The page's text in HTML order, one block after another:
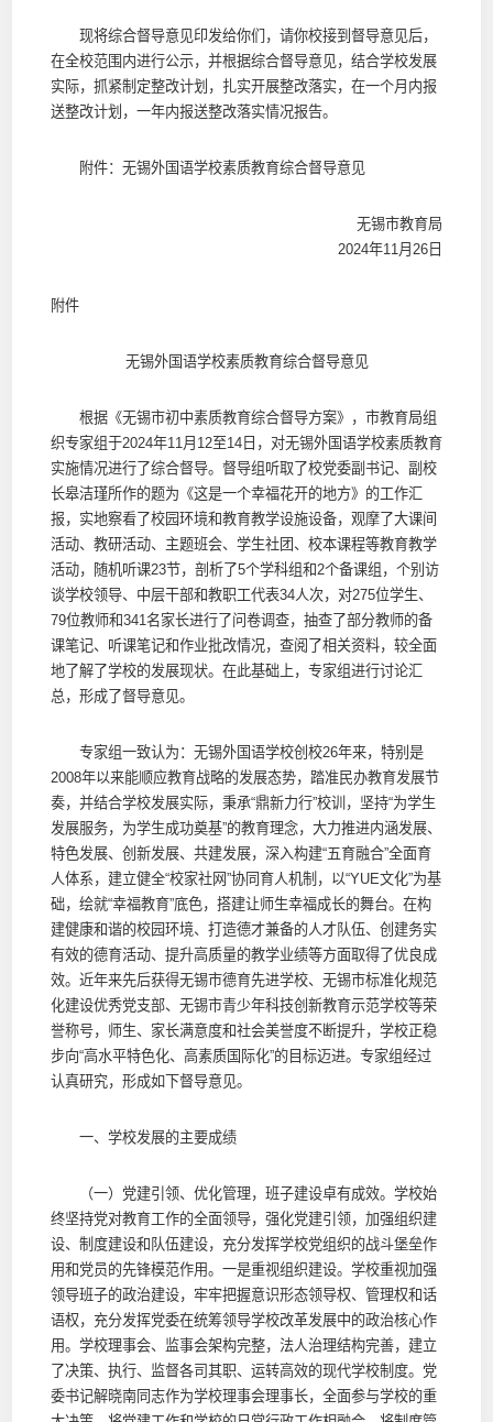
现将综合督导意见印发给你们，请你校接到督导意见后，
在全校范围内进行公示，并根据综合督导意见，结合学校发展
实际，抓紧制定整改计划，扎实开展整改落实，在一个月内报
送整改计划，一年内报送整改落实情况报告。
附件：无锡外国语学校素质教育综合督导意见
无锡市教育局
2024年11月26日
附件
无锡外国语学校素质教育综合督导意见
根据《无锡市初中素质教育综合督导方案》，市教育局组
织专家组于2024年11月12至14日，对无锡外国语学校素质教育
实施情况进行了综合督导。督导组听取了校党委副书记、副校
长皋洁瑾所作的题为《这是一个幸福花开的地方》的工作汇
报，实地察看了校园环境和教育教学设施设备，观摩了大课间
活动、教研活动、主题班会、学生社团、校本课程等教育教学
活动，随机听课23节，剖析了5个学科组和2个备课组，个别访
谈学校领导、中层干部和教职工代表34人次，对275位学生、
79位教师和341名家长进行了问卷调查，抽查了部分教师的备
课笔记、听课笔记和作业批改情况，查阅了相关资料，较全面
地了解了学校的发展现状。在此基础上，专家组进行讨论汇
总，形成了督导意见。
专家组一致认为：无锡外国语学校创校26年来，特别是
2008年以来能顺应教育战略的发展态势，踏准民办教育发展节
奏，并结合学校发展实际，秉承“鼎新力行”校训，坚持“为学生
发展服务，为学生成功奠基”的教育理念，大力推进内涵发展、
特色发展、创新发展、共建发展，深入构建“五育融合”全面育
人体系，建立健全“校家社网”协同育人机制，以“YUE文化”为基
础，绘就“幸福教育”底色，搭建让师生幸福成长的舞台。在构
建健康和谐的校园环境、打造德才兼备的人才队伍、创建务实
有效的德育活动、提升高质量的教学业绩等方面取得了优良成
效。近年来先后获得无锡市德育先进学校、无锡市标准化规范
化建设优秀党支部、无锡市青少年科技创新教育示范学校等荣
誉称号，师生、家长满意度和社会美誉度不断提升，学校正稳
步向“高水平特色化、高素质国际化”的目标迈进。专家组经过
认真研究，形成如下督导意见。
一、学校发展的主要成绩
（一）党建引领、优化管理，班子建设卓有成效。学校始
终坚持党对教育工作的全面领导，强化党建引领，加强组织建
设、制度建设和队伍建设，充分发挥学校党组织的战斗堡垒作
用和党员的先锋模范作用。一是重视组织建设。学校重视加强
领导班子的政治建设，牢牢把握意识形态领导权、管理权和话
语权，充分发挥党委在统筹领导学校改革发展中的政治核心作
用。学校理事会、监事会架构完整，法人治理结构完善，建立
了决策、执行、监督各司其职、运转高效的现代学校制度。党
委书记解晓南同志作为学校理事会理事长，全面参与学校的重